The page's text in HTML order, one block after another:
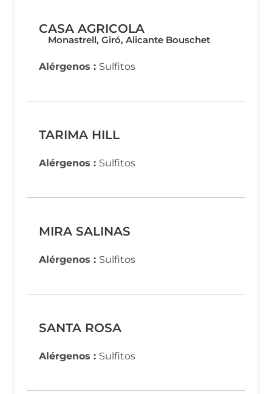
CASA AGRICOLA
Monastrell, Giró, Alicante Bouschet
Alérgenos : Sulfitos
TARIMA HILL
Alérgenos : Sulfitos
MIRA SALINAS
Alérgenos : Sulfitos
SANTA ROSA
Alérgenos : Sulfitos